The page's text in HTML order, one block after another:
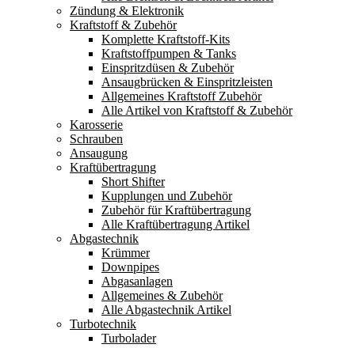
Zündung & Elektronik
Kraftstoff & Zubehör
Komplette Kraftstoff-Kits
Kraftstoffpumpen & Tanks
Einspritzdüsen & Zubehör
Ansaugbrücken & Einspritzleisten
Allgemeines Kraftstoff Zubehör
Alle Artikel von Kraftstoff & Zubehör
Karosserie
Schrauben
Ansaugung
Kraftübertragung
Short Shifter
Kupplungen und Zubehör
Zubehör für Kraftübertragung
Alle Kraftübertragung Artikel
Abgastechnik
Krümmer
Downpipes
Abgasanlagen
Allgemeines & Zubehör
Alle Abgastechnik Artikel
Turbotechnik
Turbolader